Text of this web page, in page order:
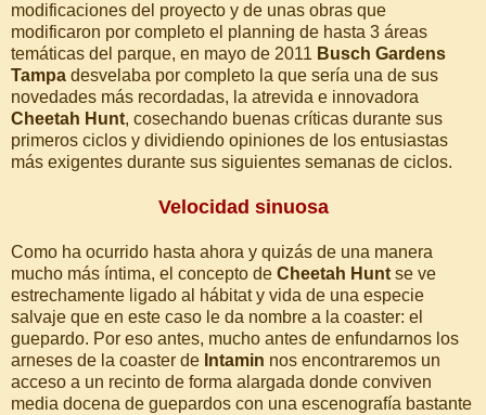
modificaciones del proyecto y de unas obras que
modificaron por completo el planning de hasta 3 áreas
temáticas del parque, en mayo de 2011 Busch Gardens
Tampa desvelaba por completo la que sería una de sus
novedades más recordadas, la atrevida e innovadora
Cheetah Hunt, cosechando buenas críticas durante sus
primeros ciclos y dividiendo opiniones de los entusiastas
más exigentes durante sus siguientes semanas de ciclos.
Velocidad sinuosa
Como ha ocurrido hasta ahora y quizás de una manera
mucho más íntima, el concepto de Cheetah Hunt se ve
estrechamente ligado al hábitat y vida de una especie
salvaje que en este caso le da nombre a la coaster: el
guepardo. Por eso antes, mucho antes de enfundarnos los
arneses de la coaster de Intamin nos encontraremos un
acceso a un recinto de forma alargada donde conviven
media docena de guepardos con una escenografía bastante